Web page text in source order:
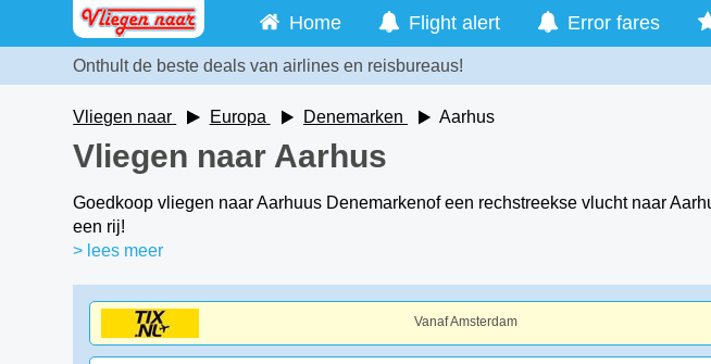
Home Flight alert Error fares
Onthult de beste deals van airlines en reisbureaus!
Vliegen naar Europa Denemarken Aarhus
Vliegen naar Aarhus
Goedkoop vliegen naar Aarhuus Denemarkenof een rechstreekse vlucht naar
een rij!
> lees meer
Vanaf Amsterdam